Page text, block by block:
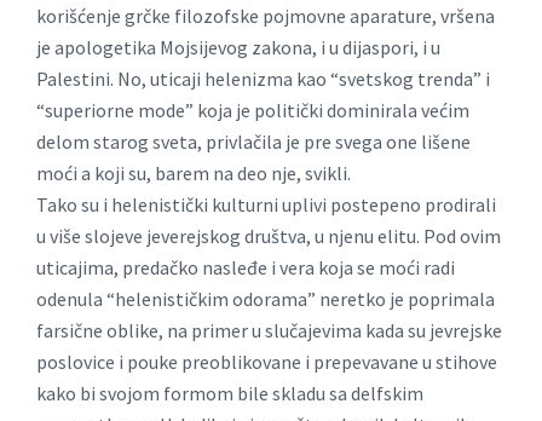
korišćenje grčke filozofske pojmovne aparature, vršena
je apologetika Mojsijevog zakona, i u dijaspori, i u
Palestini. No, uticaji helenizma kao “svetskog trenda” i
“superiorne mode” koja je politički dominirala većim
delom starog sveta, privlačila je pre svega one lišene
moći a koji su, barem na deo nje, svikli.
Tako su i helenistički kulturni uplivi postepeno prodirali
u više slojeve jeverejskog društva, u njenu elitu. Pod ovim
uticajima, predačko nasleđe i vera koja se moći radi
odenula “helenističkim odorama” neretko je poprimala
farsične oblike, na primer u slučajevima kada su jevrejske
poslovice i pouke preoblikovane i prepevavane u stihove
kako bi svojom formom bile skladu sa delfskim